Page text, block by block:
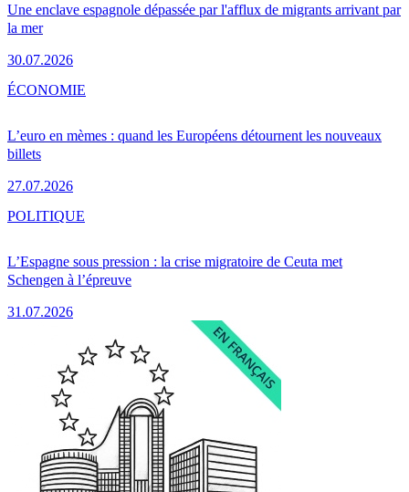
Une enclave espagnole dépassée par l'afflux de migrants arrivant par
la mer
30.07.2026
L’euro en mèmes : quand les Européens détournent les nouveaux
billets
27.07.2026
ÉCONOMIE
L’Espagne sous pression : la crise migratoire de Ceuta met
Schengen à l’épreuve
31.07.2026
POLITIQUE